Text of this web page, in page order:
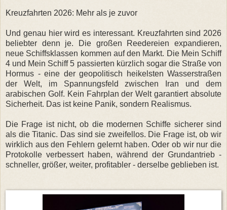
Kreuzfahrten 2026: Mehr als je zuvor
Und genau hier wird es interessant. Kreuzfahrten sind 2026
beliebter denn je. Die großen Reedereien expandieren,
neue Schiffsklassen kommen auf den Markt. Die Mein Schiff
4 und Mein Schiff 5 passierten kürzlich sogar die Straße von
Hormus - eine der geopolitisch heikelsten Wasserstraßen
der Welt, im Spannungsfeld zwischen Iran und dem
arabischen Golf. Kein Fahrplan der Welt garantiert absolute
Sicherheit. Das ist keine Panik, sondern Realismus.
Die Frage ist nicht, ob die modernen Schiffe sicherer sind
als die Titanic. Das sind sie zweifellos. Die Frage ist, ob wir
wirklich aus den Fehlern gelernt haben. Oder ob wir nur die
Protokolle verbessert haben, während der Grundantrieb -
schneller, größer, weiter, profitabler - derselbe geblieben ist.